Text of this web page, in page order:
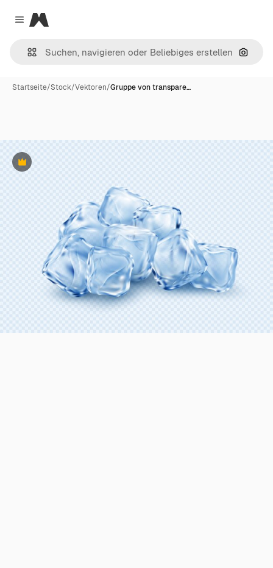
Close menu
Magnific
Nach
Startseite/Stock/Vektoren/Gruppe von transpare…
Premium